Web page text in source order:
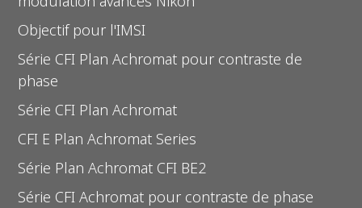
Objectif pour l'IMSI
Série CFI Plan Achromat pour contraste de
phase
Série CFI Plan Achromat
CFI E Plan Achromat Series
Série Plan Achromat CFI BE2
Série CFI Achromat pour contraste de phase